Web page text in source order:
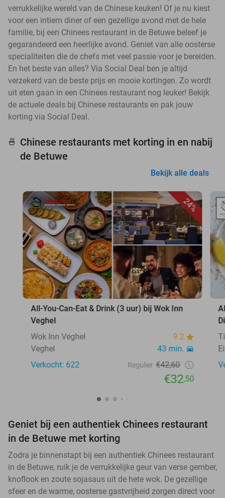
verrukkelijke wereld van de Chinese keuken! Of je nu kiest
voor een intiem diner of een gezellige avond met de hele
familie, bij een Chinees restaurant in de Betuwe beleef je
gegarandeerd een heerlijke avond. Geniet van alle oosterse
specialiteiten die de chefs met veel passie voor je bereiden.
En het beste van alles? Via Social Deal ben je altijd
verzekerd van de beste prijs en mooie kortingen. Zo wordt
uit eten gaan in een Chinees restaurant nog leuker! Bekijk
de actuele deals bij Chinese restaurants en pak jouw
korting via Social Deal.
🍜
Chinese restaurants met korting in en nabij
de Betuwe
Bekijk alle deals
24%
All-You-Can-Eat & Drink (3 uur) bij Wok Inn
Veghel
Wok Inn Veghel
9.2
Veghel
43 min.
Verkocht: 622
Regulier €42,60
€32,50
Geniet bij een authentiek Chinees restaurant
in de Betuwe met korting
Zodra je binnenstapt bij een authentiek Chinees restaurant
in de Betuwe, ruik je de verrukkelijke geur van verse gember,
knoflook en zoute sojasaus uit de hete wok. De gezellige
sfeer en de warme, oosterse gastvrijheid zorgen direct voor